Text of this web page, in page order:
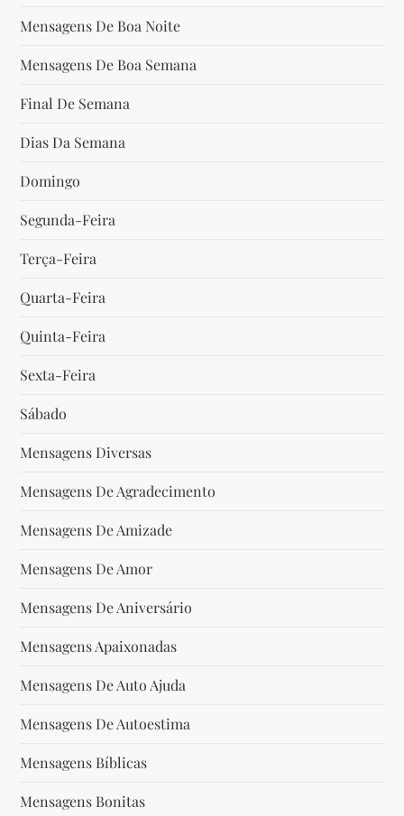
P
o
s
t
Mensagens De Boa Noite
Mensagens De Boa Semana
Final De Semana
Dias Da Semana
Domingo
Segunda-Feira
Terça-Feira
Quarta-Feira
Quinta-Feira
Sexta-Feira
Sábado
Mensagens Diversas
Mensagens De Agradecimento
Mensagens De Amizade
Mensagens De Amor
Mensagens De Aniversário
Mensagens Apaixonadas
Mensagens De Auto Ajuda
Mensagens De Autoestima
Mensagens Bíblicas
Mensagens Bonitas